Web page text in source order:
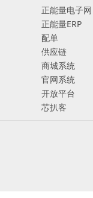
正能量电子网
正能量ERP
配单
供应链
商城系统
官网系统
开放平台
芯扒客